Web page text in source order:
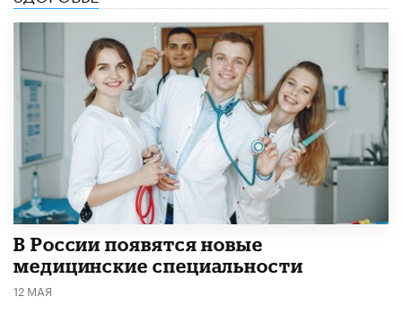
В России появятся новые
медицинские специальности
12 МАЯ